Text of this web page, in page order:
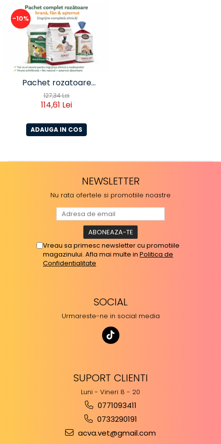
-10%
Pachet rozatoare
complet -
hrana+fan+asternut
127,34 Lei
114,61 Lei
ADAUGA IN COS
NEWSLETTER
Nu rata ofertele si promotiile noastre
Vreau sa primesc newsletter cu promotiile
magazinului. Afla mai multe in Politica de
Confidentialitate
SOCIAL
Urmareste-ne in social media
SUPORT CLIENTI
Luni - Vineri 8 - 20
0771093411
0733290191
acva.vet@gmail.com